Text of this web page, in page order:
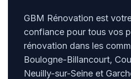
GBM Rénovation est
confiance pour tous vos
rénovation dans les
Boulogne-Billancourt,
Neuilly-sur-Seine et